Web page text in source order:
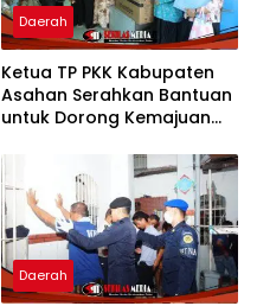
Daerah
Ketua TP PKK Kabupaten
Asahan Serahkan Bantuan
untuk Dorong Kemajuan
Sentang
Daerah